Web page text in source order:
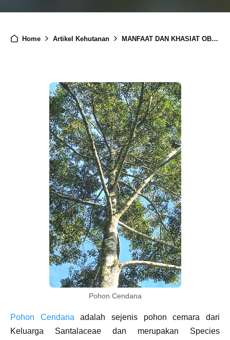
Home Artikel Kehutanan MANFAAT DAN KHASIAT OBAT TANAMAN CENDANA
Pohon Cendana
Pohon Cendana adalah sejenis pohon cemara dari
Keluarga Santalaceae dan merupakan Species